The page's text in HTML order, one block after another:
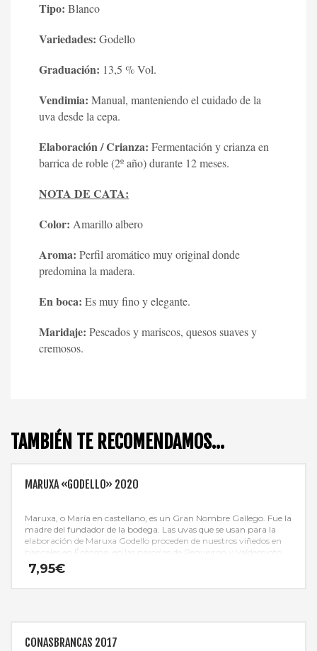
Tipo: Blanco
Variedades: Godello
Graduación: 13,5 % Vol.
Vendimia: Manual, manteniendo el cuidado de la
uva desde la cepa.
Elaboración / Crianza: Fermentación y crianza en
barrica de roble (2º año) durante 12 meses.
NOTA DE CATA:
Color: Amarillo albero
Aroma: Perfil aromático muy original donde
predomina la madera.
En boca: Es muy fino y elegante.
Maridaje: Pescados y mariscos, quesos suaves y
cremosos.
TAMBIÉN TE RECOMENDAMOS…
MARUXA «GODELLO» 2020
Maruxa, o María en castellano, es un Gran Nombre Gallego. Fue la
madre del fundador de la bodega. Las uvas que se usan para la
elaboración de Maruxa Godello proceden de nuestros viñedos en
bancales en Éntoma, en las parcelas de Regueirón y Valdemioto.
Suelos franco arcillosos con presencia de pizarras y otros
minerales.
7,95€
CONASBRANCAS 2017